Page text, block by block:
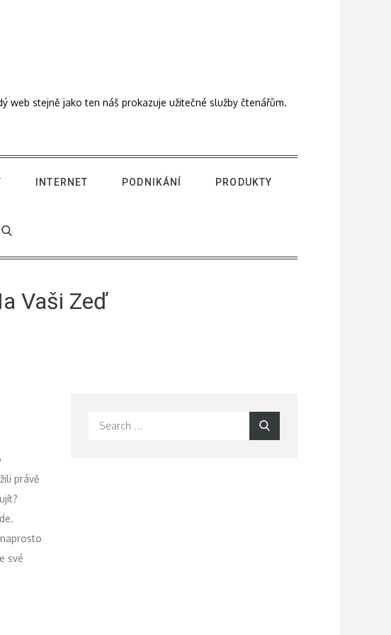
web stejně jako ten náš prokazuje užitečné služby čtenářům.
INTERNET PODNIKÁNÍ PRODUKTY
Vaši Zeď
právě
své
Search